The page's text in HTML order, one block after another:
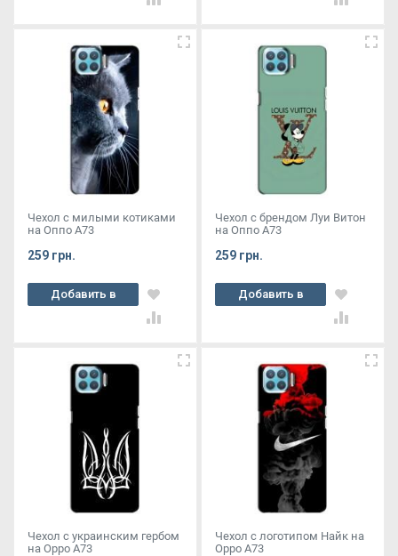
Чехол с милыми котиками
на Оппо А73
259 грн.
Добавить в
корзину
Чехол с брендом Луи Витон
на Оппо А73
259 грн.
Добавить в
корзину
Чехол с украинским гербом
на Oppo A73
Чехол с логотипом Найк на
Oppo A73